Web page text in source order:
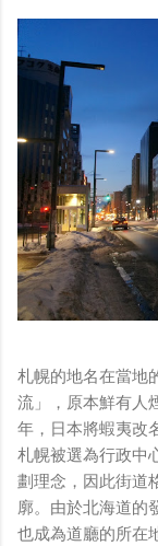
Socket 直接傳輸
耗據說也較大）。
札幌的地名在當地
流」，原本鮮有人
年，日本將蝦夷改
札幌被選為行政中
劃理念，因此街道
廓。由於北海道的
也成為道廳的所在